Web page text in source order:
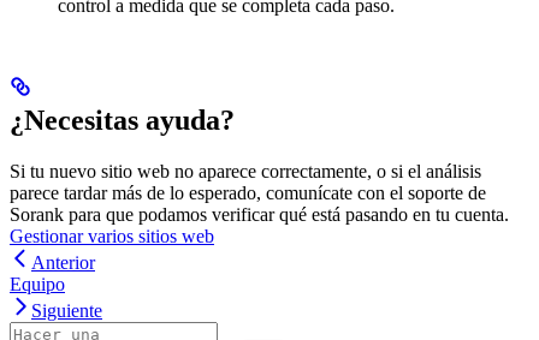
control a medida que se completa cada paso.
¿Necesitas ayuda?
Si tu nuevo sitio web no aparece correctamente, o si el análisis
parece tardar más de lo esperado, comunícate con el soporte de
Sorank para que podamos verificar qué está pasando en tu cuenta.
Gestionar varios sitios web
Anterior
Equipo
Siguiente